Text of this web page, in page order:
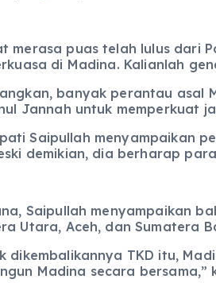
merasa puas telah lulus dari
di Madina. Kalianlah
banyak perantau asal
Jannah untuk memperkuat
Saipullah menyampaikan
demikian, dia berharap
Saipullah menyampaikan
Utara, Aceh, dan Sumatera
dikembalikannya TKD itu,
Madina secara bersama,”